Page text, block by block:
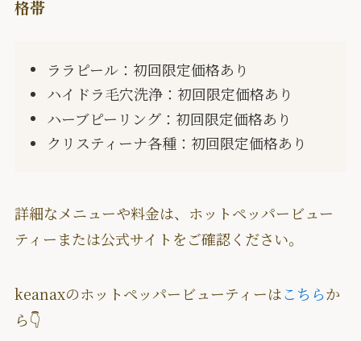
格帯
ララピール：初回限定価格あり
ハイドラ毛穴洗浄：初回限定価格あり
ハーブピーリング：初回限定価格あり
クリスティーナ各種：初回限定価格あり
詳細なメニューや料金は、ホットペッパービュー
ティーまたは公式サイトをご確認ください。
keanaxのホットペッパービューティーはこちらか
ら👇